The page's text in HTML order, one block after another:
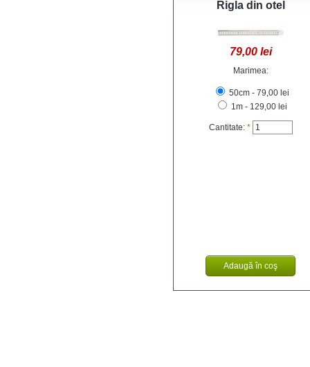
Rigla din otel
79,00 lei
Marimea:
50cm - 79,00 lei
1m - 129,00 lei
Cantitate: *